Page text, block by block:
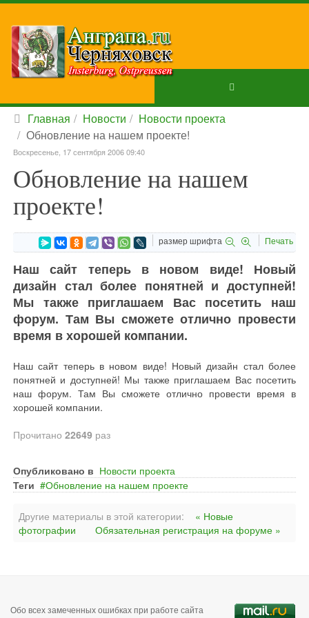
Главная Новости
Новости проекта
Обновление на нашем проекте!
Воскресенье, 17 сентября 2006 09:40
Обновление на нашем
проекте!
размер шрифта Печать
Наш сайт теперь в новом виде! Новый
дизайн стал более понятней и доступней!
Мы также приглашаем Вас посетить наш
форум. Там Вы сможете отлично провести
время в хорошей компании.
Наш сайт теперь в новом виде! Новый дизайн стал более
понятней и доступней! Мы также приглашаем Вас посетить
наш форум. Там Вы сможете отлично провести время в
хорошей компании.
Прочитано 22649 раз
Опубликовано в Новости проекта
Теги
Обновление на нашем проекте
Другие материалы в этой категории:
« Новые
фотографии
Обязательная регистрация на форуме »
Обо всех замеченных ошибках при работе сайта